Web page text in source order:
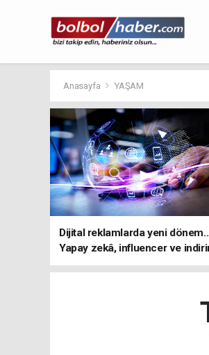
Anasayfa YAŞAM
Dijital reklamlarda yeni
Yapay zekâ, influencer ve
kampanyalarına sıkı kurallar